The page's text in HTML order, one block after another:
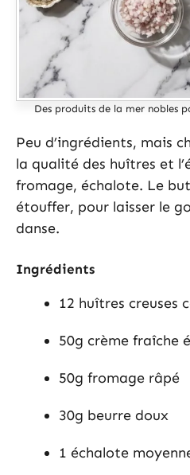
Des produits de la mer nobles
Peu d’ingrédients, mais
la qualité des huîtres et
fromage, échalote. Le
étouffer, pour laisser le
danse.
Ingrédients
12 huîtres creuses
50g crème fraîche
50g fromage râpé
30g beurre doux
1 échalote